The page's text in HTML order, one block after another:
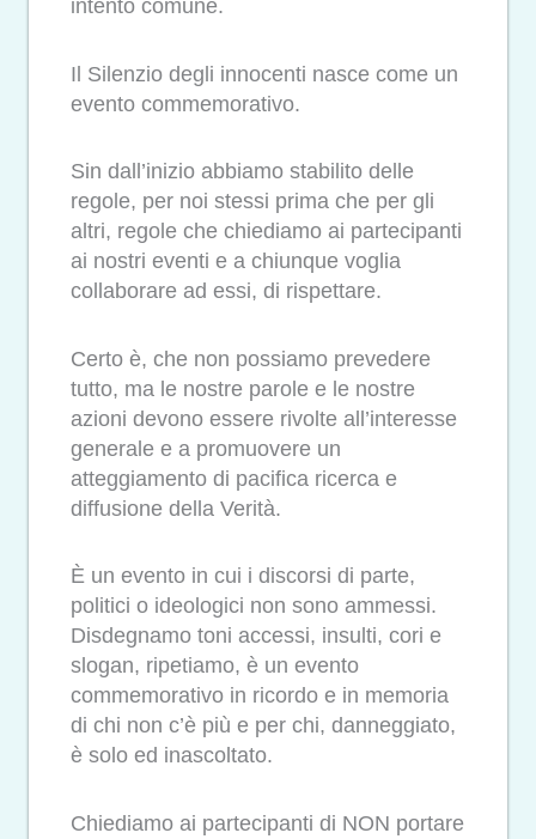
intento comune.
Il Silenzio degli innocenti nasce come un
evento commemorativo.
Sin dall’inizio abbiamo stabilito delle
regole, per noi stessi prima che per gli
altri, regole che chiediamo ai partecipanti
ai nostri eventi e a chiunque voglia
collaborare ad essi, di rispettare.
Certo è, che non possiamo prevedere
tutto, ma le nostre parole e le nostre
azioni devono essere rivolte all’interesse
generale e a promuovere un
atteggiamento di pacifica ricerca e
diffusione della Verità.
È un evento in cui i discorsi di parte,
politici o ideologici non sono ammessi.
Disdegnamo toni accessi, insulti, cori e
slogan, ripetiamo, è un evento
commemorativo in ricordo e in memoria
di chi non c’è più e per chi, danneggiato,
è solo ed inascoltato.
Chiediamo ai partecipanti di NON portare